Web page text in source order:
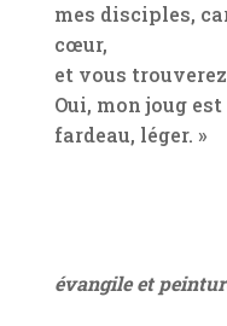
mes disciples,
cœur,
et vous
Oui, mon joug
fardeau, léger. »
évangile et